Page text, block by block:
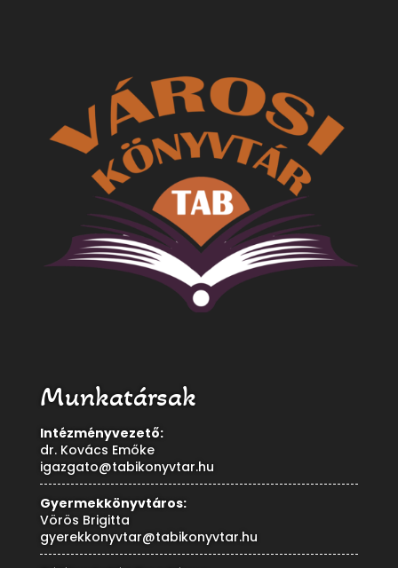
Munkatársak
Intézményvezető:
dr. Kovács Emőke
igazgato@tabikonyvtar.hu
Gyermekkönyvtáros:
Vörös Brigitta
gyerekkonyvtar@tabikonyvtar.hu